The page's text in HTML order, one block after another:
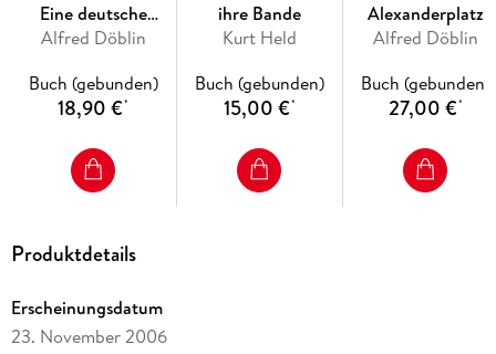
Eine deutsche
Revolution
Alfred Döblin
Buch (gebunden)
18,90 €*
ihre Bande
Kurt Held
Buch (gebunden)
15,00 €*
Alexanderplatz
Alfred Döblin
Buch (gebunden)
27,00 €*
Produktdetails
Erscheinungsdatum
23. November 2006